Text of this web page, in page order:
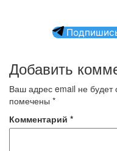
Добавить
Ваш адрес email не будет
помечены *
Комментарий *